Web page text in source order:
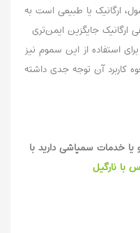
ارگانیک یا طبیعی است به
جایگزین ایمن‌تری
استفاده از این سموم نیز
کاربرد آن توجه جدی داشته
یا خدمات سمپاشیدارید با
با نارگیل